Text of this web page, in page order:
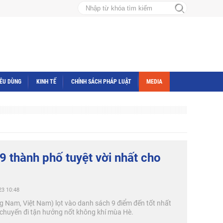
DÙNG KINH TẾ CHÍNH SÁCH PHÁP LUẬT MEDIA
thành phố tuyệt vời nhất cho
10:48
Nam, Việt Nam) lọt vào danh sách 9 điểm đến tốt nhất
đi tận hưởng nốt không khí mùa Hè.